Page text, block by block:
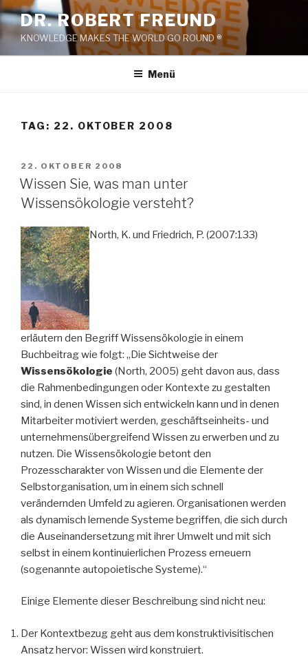
Zum
Inhalt
springen
DR. ROBERT FREUND
KNOWLEDGE MAKES THE WORLD GO ROUND ®
Menü
TAG: 22. OKTOBER 2008
VERÖFFENTLICHT
AM
22. OKTOBER 2008
Wissen Sie, was man unter
Wissensökologie versteht?
North, K. und Friedrich, P. (2007:133)
erläutern den Begriff Wissensökologie in einem
Buchbeitrag wie folgt: „Die Sichtweise der
Wissensökologie (North, 2005) geht davon aus, dass
die Rahmenbedingungen oder Kontexte zu gestalten
sind, in denen Wissen sich entwickeln kann und in denen
Mitarbeiter motiviert werden, geschäftseinheits- und
unternehmensübergreifend Wissen zu erwerben und zu
nutzen. Die Wissensökologie betont den
Prozesscharakter von Wissen und die Elemente der
Selbstorganisation, um in einem sich schnell
verändernden Umfeld zu agieren. Organisationen werden
als dynamisch lernende Systeme begriffen, die sich durch
die Auseinandersetzung mit ihrer Umwelt und mit sich
selbst in einem kontinuierlichen Prozess erneuern
(sogenannte autopoietische Systeme).“
Einige Elemente dieser Beschreibung sind nicht neu:
Der Kontextbezug geht aus dem konstruktivisitischen
Ansatz hervor: Wissen wird konstruiert.